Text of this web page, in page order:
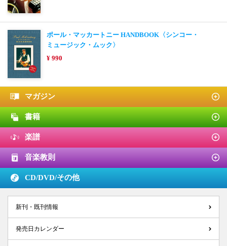
ポール・マッカートニー HANDBOOK〈シンコー・
ミュージック・ムック〉
¥ 990
マガジン
書籍
楽譜
音楽教則
CD/DVD/その他
新刊・既刊情報
発売日カレンダー